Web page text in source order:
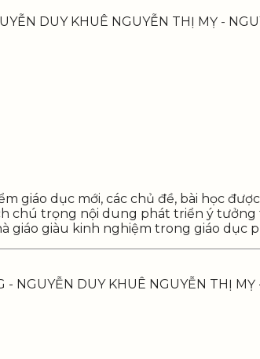
DUY KHUÊ NGUYỄN THỊ MỴ -
giáo dục mới, các chủ đề, bài học
chú trọng nội dung phát triển ý
giáo giàu kinh nghiệm trong giáo dục
DUY KHUÊ NGUYỄN THỊ MỴ